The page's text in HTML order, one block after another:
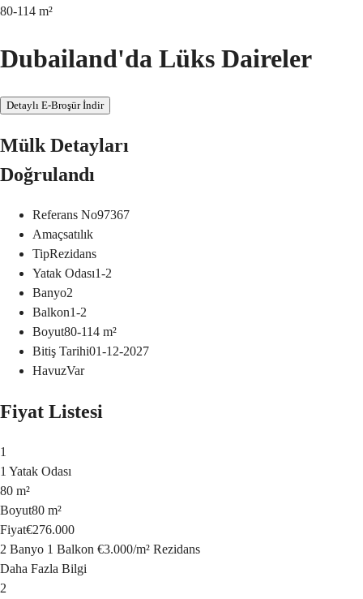
80-114 m²
Dubailand'da Lüks Daireler
Detaylı E-Broşür İndir
Mülk Detayları
Doğrulandı
Referans No97367
Amaçsatılık
TipRezidans
Yatak Odası1-2
Banyo2
Balkon1-2
Boyut80-114 m²
Bitiş Tarihi01-12-2027
HavuzVar
Fiyat Listesi
1
1 Yatak Odası
80 m²
Boyut80 m²
Fiyat€276.000
2 Banyo 1 Balkon €3.000/m² Rezidans
Daha Fazla Bilgi
2